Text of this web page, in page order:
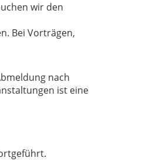
wir den
Bei Vorträgen,
nach
ist eine